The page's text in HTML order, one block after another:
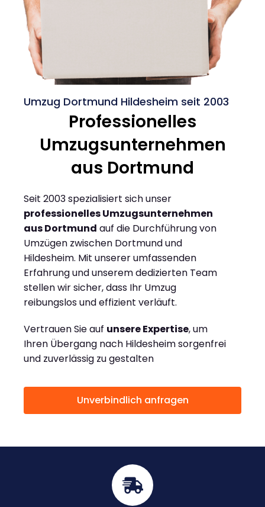
Umzug Dortmund Hildesheim seit 2003
Professionelles
Umzugsunternehmen
aus Dortmund
Seit 2003 spezialisiert sich unser
professionelles Umzugsunternehmen
aus Dortmund auf die Durchführung von
Umzügen zwischen Dortmund und
Hildesheim. Mit unserer umfassenden
Erfahrung und unserem dedizierten Team
stellen wir sicher, dass Ihr Umzug
reibungslos und effizient verläuft.
Vertrauen Sie auf unsere Expertise, um
Ihren Übergang nach Hildesheim sorgenfrei
und zuverlässig zu gestalten
Unverbindlich anfragen